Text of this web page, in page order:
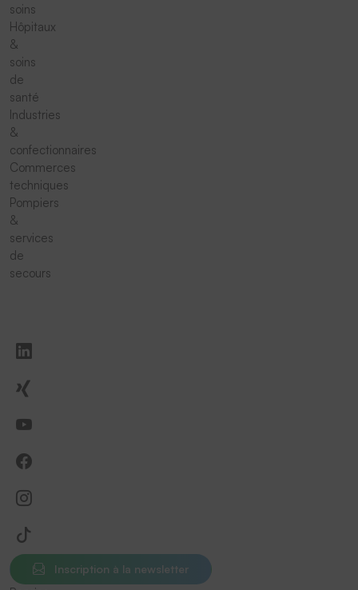
soins
Hôpitaux
&
soins
de
santé
Industries
&
confectionnaires
Commerces
techniques
Pompiers
&
services
de
secours
Inscription à la newsletter